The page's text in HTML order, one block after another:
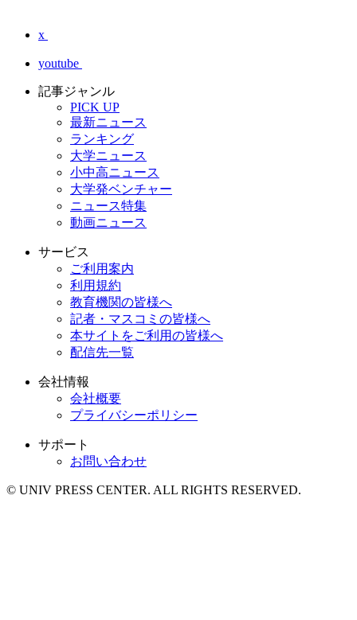
x
youtube
記事ジャンル
PICK UP
最新ニュース
ランキング
大学ニュース
小中高ニュース
大学発ベンチャー
ニュース特集
動画ニュース
サービス
ご利用案内
利用規約
教育機関の皆様へ
記者・マスコミの皆様へ
本サイトをご利用の皆様へ
配信先一覧
会社情報
会社概要
プライバシーポリシー
サポート
お問い合わせ
© UNIV PRESS CENTER. ALL RIGHTS RESERVED.